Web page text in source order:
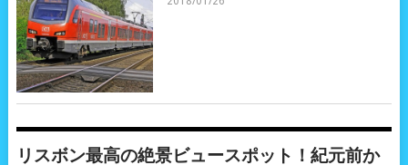
リスボン最高の絶景ビュースポット！紀元前か